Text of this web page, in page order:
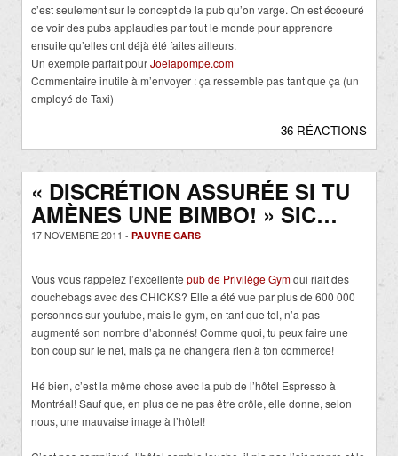
c’est seulement sur le concept de la pub qu’on varge. On est écoeuré
de voir des pubs applaudies par tout le monde pour apprendre
ensuite qu’elles ont déjà été faites ailleurs.
Un exemple parfait pourJoelapompe.com
Commentaire inutile à m’envoyer : ça ressemble pas tant que ça (un
employé de Taxi)
36 RÉACTIONS
« DISCRÉTION ASSURÉE SI TU
AMÈNES UNE BIMBO! » SIC…
17 NOVEMBRE 2011 - PAUVRE GARS
Vous vous rappelez l’excellente pub de Privilège Gymqui riait des
douchebags avec des CHICKS? Elle a été vue par plus de 600 000
personnes sur youtube, mais le gym, en tant que tel, n’a pas
augmenté son nombre d’abonnés! Comme quoi, tu peux faire une
bon coup sur le net, mais ça ne changera rien à ton commerce!
Hé bien, c’est la même chose avec la pub de l’hôtel Espresso à
Montréal! Sauf que, en plus de ne pas être drôle, elle donne, selon
nous, une mauvaise image à l’hôtel!